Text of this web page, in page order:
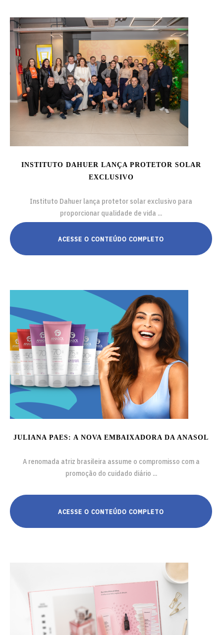
INSTITUTO DAHUER LANÇA PROTETOR SOLAR
EXCLUSIVO
Instituto Dahuer lança protetor solar exclusivo para
proporcionar qualidade de vida ...
ACESSE O CONTEÚDO COMPLETO
JULIANA PAES: A NOVA EMBAIXADORA DA ANASOL
A renomada atriz brasileira assume o compromisso com a
promoção do cuidado diário ...
ACESSE O CONTEÚDO COMPLETO